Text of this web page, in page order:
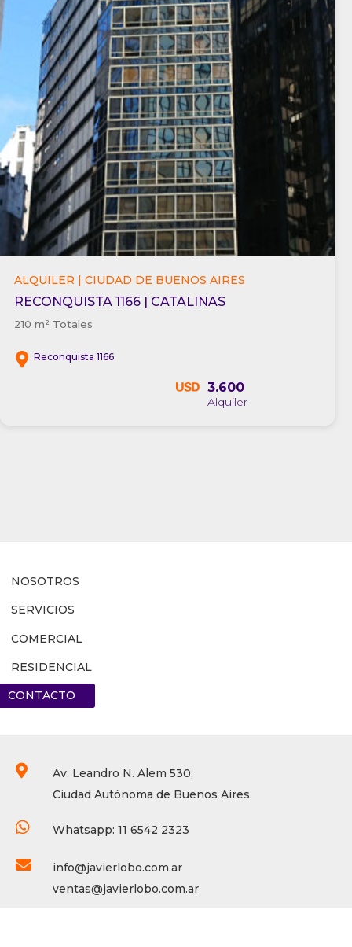
ALQUILER | CIUDAD DE BUENOS AIRES
RECONQUISTA 1166 | CATALINAS
210 m² Totales
Reconquista 1166
3.600
NOSOTROS
SERVICIOS
COMERCIAL
RESIDENCIAL
CONTACTO

Av. Leandro N. Alem 530,
Ciudad Autónoma de Buenos Aires.
 Whatsapp: 11 6542 2323

info@javierlobo.com.ar
ventas@javierlobo.com.ar